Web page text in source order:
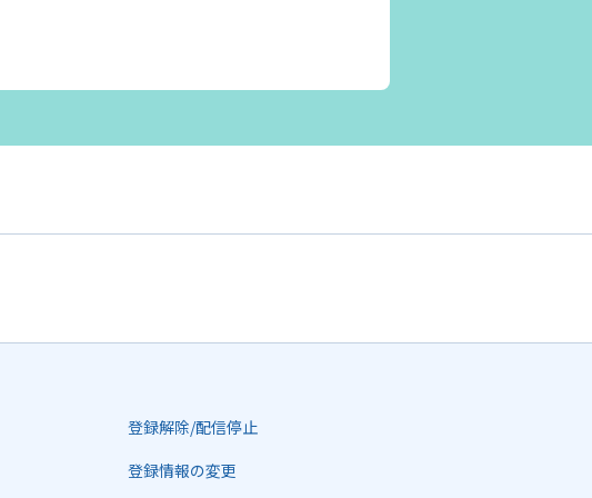
登録解除/配信停止
登録情報の変更